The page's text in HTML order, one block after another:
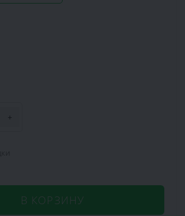
+
В КОРЗИНУ